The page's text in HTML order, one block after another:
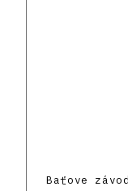
Baťove